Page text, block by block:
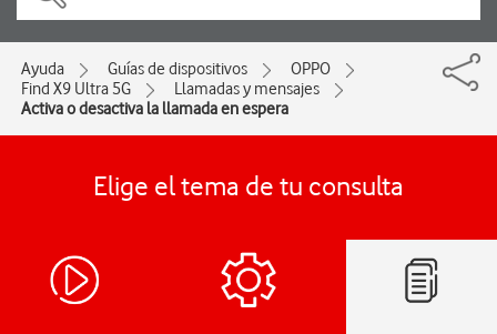
Ayuda Guías de dispositivos
OPPO
Find X9 Ultra 5G
Llamadas y mensajes
Activa o desactiva la llamada en espera
Elige el tema de tu consulta